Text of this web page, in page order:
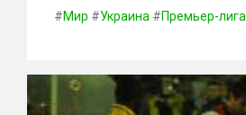
#Мир #Украина #Премьер-лига